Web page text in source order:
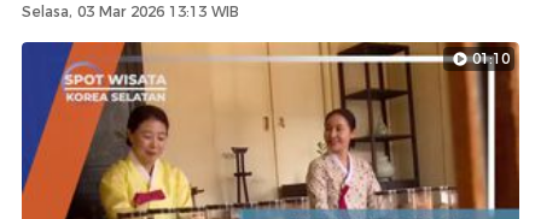
Selasa, 03 Mar 2026 13:13 WIB
01:10